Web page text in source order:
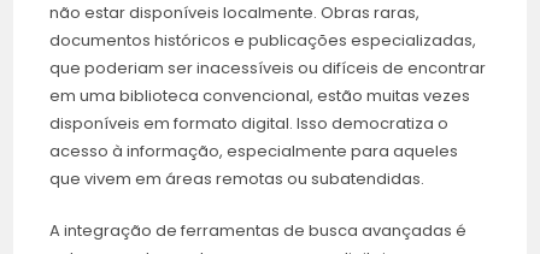
não estar disponíveis localmente. Obras raras,
documentos históricos e publicações especializadas,
que poderiam ser inacessíveis ou difíceis de encontrar
em uma biblioteca convencional, estão muitas vezes
disponíveis em formato digital. Isso democratiza o
acesso à informação, especialmente para aqueles
que vivem em áreas remotas ou subatendidas.
A integração de ferramentas de busca avançadas é